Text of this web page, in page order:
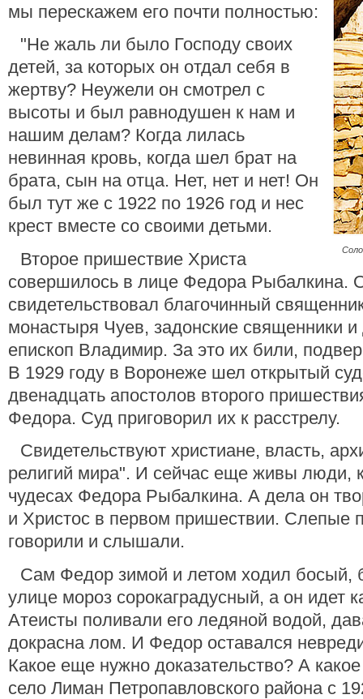
мы перескажем его почти полностью:
"Не жаль ли было Господу своих
детей, за которых он отдал себя в
жертву? Неужели он смотрел с
высоты и был равнодушен к нам и
нашим делам? Когда лилась
невинная кровь, когда шел брат на
брата, сын на отца. Нет, нет и нет! Он
был тут же с 1922 по 1926 год и нес
крест вместе со своими детьми.
Второе пришествие Христа
совершилось в лице Федора Рыбалкина.
свидетельствовал благочинный
монастыря Чуев, задонские священники
епископ Владимир. За это их били,
В 1929 году в Воронеже шел открытый
двенадцать апостолов второго
Федора. Суд приговорил их к расстрелу.
Свидетельствуют христиане, власть,
религий мира". И сейчас еще живы люди,
чудесах Федора Рыбалкина. А дела он
и Христос в первом пришествии. Слепые
говорили и слышали.
Сам Федор зимой и летом ходил босый,
улице мороз сорокаградусный, а он идет
Атеисты поливали его ледяной водой,
докрасна лом. И Федор оставался
Какое еще нужно доказательство? А
село Лиман Петропавловского района с